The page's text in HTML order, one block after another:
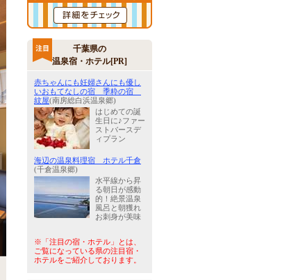
千葉県の
温泉宿・ホテル[PR]
赤ちゃんにも妊婦さんにも優し
いおもてなしの宿 季粋の宿
紋屋(南房総白浜温泉郷)
はじめての誕
生日に♪ファー
ストバースデ
ィプラン
海辺の温泉料理宿 ホテル千倉
(千倉温泉郷)
水平線から昇
る朝日が感動
的！絶景温泉
風呂と朝獲れ
お刺身が美味
※「注目の宿・ホテル」とは、
ご覧になっている県の注目宿・
ホテルをご紹介しております。